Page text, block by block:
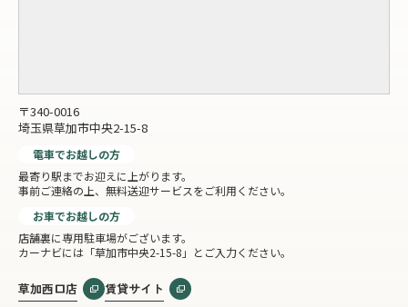
〒340-0016
埼玉県草加市中央2-15-8
電車でお越しの方
最寄り駅までお迎えに上がります。
事前ご連絡の上、無料送迎サービスをご利用ください。
お車でお越しの方
店舗裏に専用駐車場がございます。
カーナビには「草加市中央2-15-8」とご入力ください。
草加西口店 賃貸サイト